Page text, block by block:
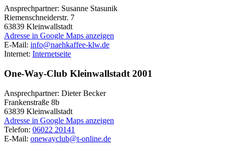
Ansprechpartner: Susanne Stasunik
Riemenschneiderstr. 7
63839 Kleinwallstadt
Adresse in Google Maps anzeigen
E-Mail: info@naehkaffee-klw.de
Internet: Internetseite
One-Way-Club Kleinwallstadt 2001
Ansprechpartner: Dieter Becker
Frankenstraße 8b
63839 Kleinwallstadt
Adresse in Google Maps anzeigen
Telefon: 06022 20141
E-Mail: onewayclub@t-online.de